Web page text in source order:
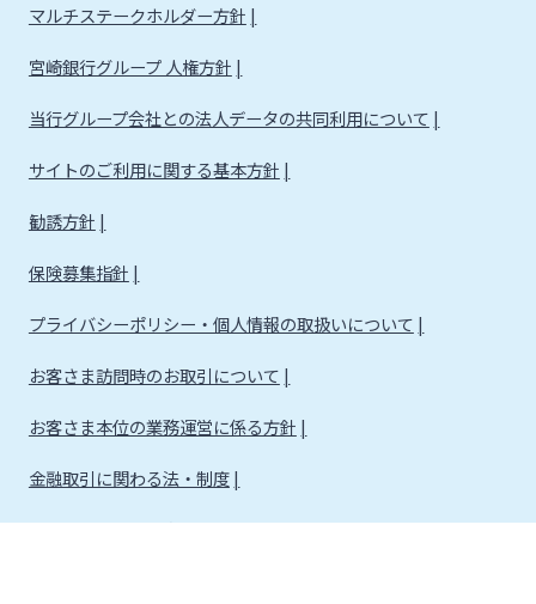
マルチステークホルダー方針
宮崎銀行グループ 人権方針
当行グループ会社との法人データの共同利用について
サイトのご利用に関する基本方針
勧誘方針
保険募集指針
プライバシーポリシー・個人情報の取扱いについて
お客さま訪問時のお取引について
お客さま本位の業務運営に係る方針
金融取引に関わる法・制度
金融取引に関わる方針